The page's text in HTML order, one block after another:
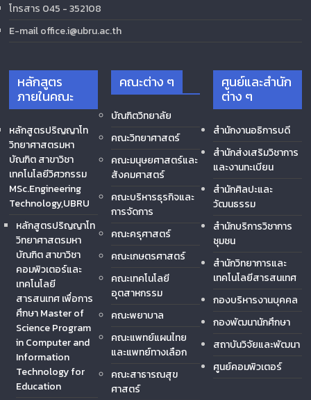
โทรสาร 045 - 352108
E-mail office.i@ubru.ac.th
หลักสูตร
ภายในคณะ
หลักสูตรปริญญาโท
วิทยาศาสตรมหา
บัณฑิต สาขาวิชา
เทคโนโลยีวิศวกรรม
MSc.Engineering
Technology,UBRU
หลักสูตรปริญญาโท
วิทยาศาสตรมหา
บัณฑิต สาขาวิชา
คอมพิวเตอร์และ
เทคโนโลยี
สารสนเทศ เพื่อการ
ศึกษา Master of
Science Program
in Computer and
Information
Technology for
Education
คณะต่าง ๆ
บัณฑิตวิทยาลัย
คณะวิทยาศาสตร์
คณะมนุษยศาสตร์และ
สังคมศาสตร์
คณะบริหารธุรกิจและ
การจัดการ
คณะครุศาสตร์
คณะเกษตรศาสตร์
คณะเทคโนโลยี
อุตสาหกรรม
คณะพยาบาล
คณะแพทย์แผนไทย
และแพทย์ทางเลือก
คณะสาธารณสุข
ศาสตร์
ศูนย์และสำนัก
ต่าง ๆ
สำนักงานอธิการบดี
สำนักส่งเสริมวิชาการ
และงานทะเบียน
สำนักศิลปะและ
วัฒนธรรม
สำนักบริการวิชาการ
ชุมชน
สำนักวิทยาการและ
เทคโนโลยีสารสนเทศ
กองบริหารงานบุคคล
กองพัฒนานักศึกษา
สถาบันวิจัยและพัฒนา
ศูนย์คอมพิวเตอร์